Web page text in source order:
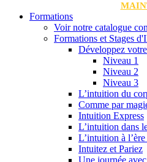
Formations
Voir notre catalogue
Formations et Stages
Développez
Niveau 1
Niveau 2
Niveau 3
L’intuition du
Comme par
Intuition Express
L’intuition dans
L’intuition à
Intuitez et Pariez
Une journée